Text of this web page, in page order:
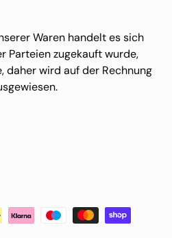
Waren handelt es sich
Parteien zugekauft wurde,
daher wird auf der Rechnung